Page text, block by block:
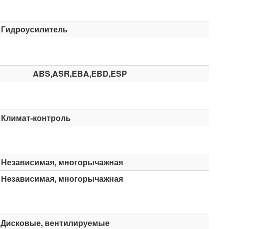
Гидроусилитель
ABS,ASR,EBA,EBD,ESP
Климат-контроль
Независимая, многорычажная
Независимая, многорычажная
Дисковые, вентилируемые